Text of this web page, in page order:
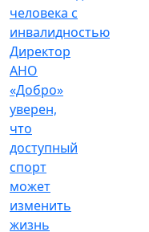
Директор
АНО
«Добро»
уверен,
что
доступный
спорт
может
изменить
жизнь